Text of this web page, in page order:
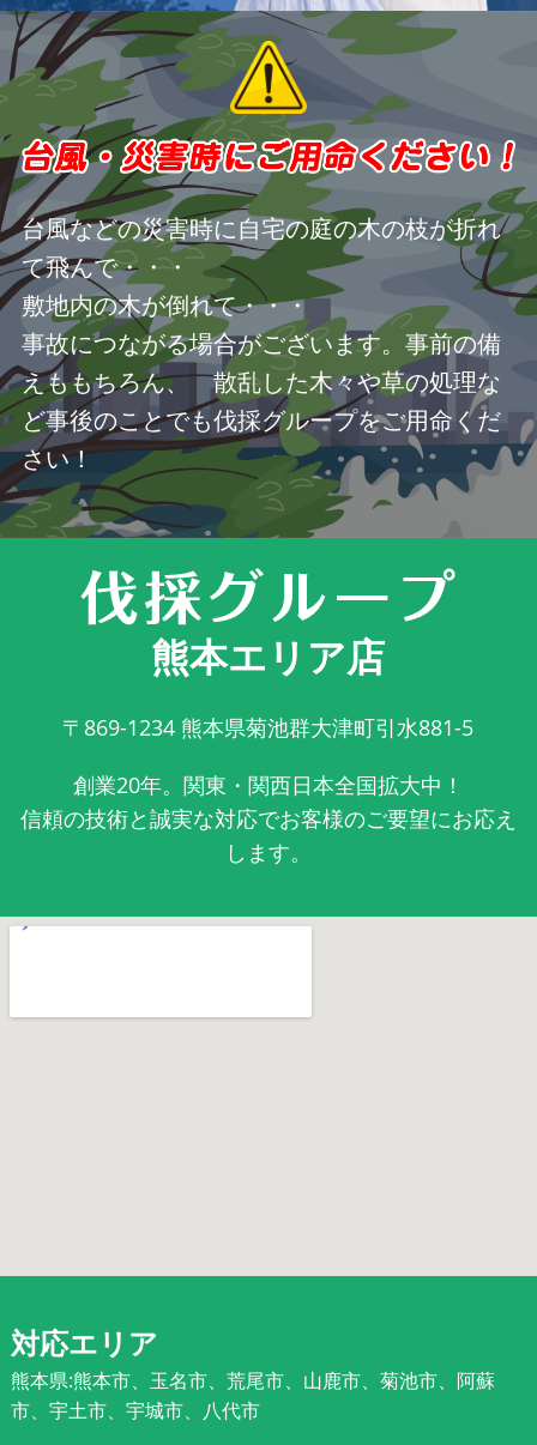
台風などの災害時に自宅の庭の木の枝が折れ
て飛んで・・・
敷地内の木が倒れて・・・
事故につながる場合がございます。事前の備
えももちろん、 散乱した木々や草の処理な
ど事後のことでも伐採グループをご用命くだ
さい！
熊本エリア店
〒869-1234 熊本県菊池群大津町引水881-5
創業20年。関東・関西日本全国拡大中！
信頼の技術と誠実な対応でお客様のご要望にお応え
します。
対応エリア
熊本県:熊本市、玉名市、荒尾市、山鹿市、菊池市、阿蘇
市、宇土市、宇城市、八代市